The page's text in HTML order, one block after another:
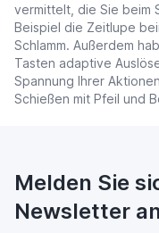
vermittelt, die Sie beim
Beispiel die Zeitlupe
Schlamm. Außerdem
Tasten adaptive
Spannung Ihrer
Schießen mit Pfeil und
Melden Sie
Newsletter